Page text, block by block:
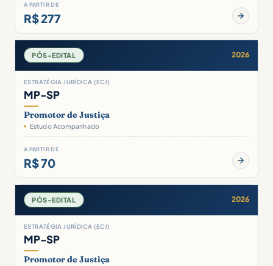
A PARTIR DE
R$ 277
PÓS-EDITAL 2026
ESTRATÉGIA JURÍDICA (ECJ)
MP-SP
Promotor de Justiça
Estudo Acompanhado
A PARTIR DE
R$ 70
PÓS-EDITAL 2026
ESTRATÉGIA JURÍDICA (ECJ)
MP-SP
Promotor de Justiça